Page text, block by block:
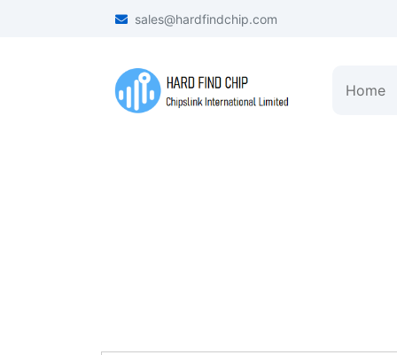
sales@hardfindchip.com
Home